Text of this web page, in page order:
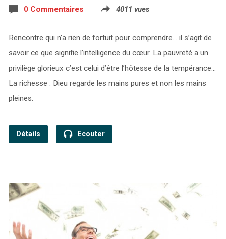
0 Commentaires 4011 vues
Rencontre qui n’a rien de fortuit pour comprendre… il s’agit de
savoir ce que signifie l’intelligence du cœur. La pauvreté a un
privilège glorieux c’est celui d’être l’hôtesse de la tempérance…
La richesse : Dieu regarde les mains pures et non les mains
pleines.
Détails Ecouter